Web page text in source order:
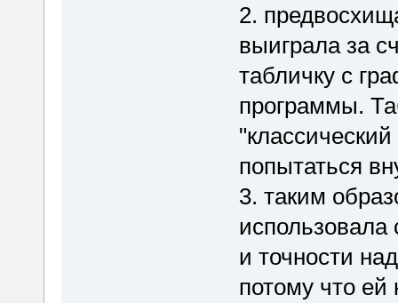
2.
выиграла за
табличку с
программы.
попытаться
3. таким
использовала
и точности
потому что